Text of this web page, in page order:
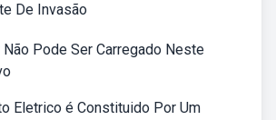
De Invasão
Não Pode Ser Carregado Neste
Eletrico é Constituido Por Um